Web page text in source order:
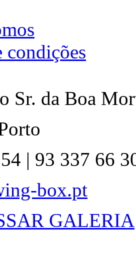
condições
Sr. da Boa
| 93 337 66
box.pt
GALERIA